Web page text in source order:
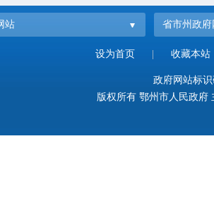
站 省市州政府
设为首页 收藏本站
政府网站标
版权所有 鄂州市人民政府